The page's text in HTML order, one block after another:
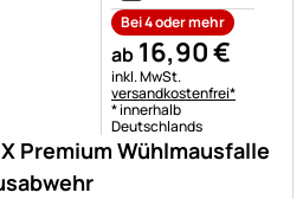
Premium Wühlmausfalle
Bei 4 oder mehr
ab 16,90€
Steuerhinweis:
inkl. MwSt.
versandkostenfrei*
* innerhalb
Deutschlands